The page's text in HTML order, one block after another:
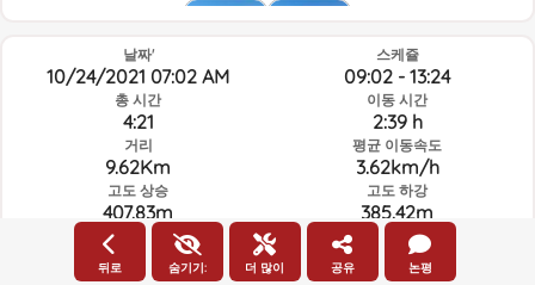
날짜'
10/24/2021 07:02 AM
총 시간
4:21
거리
9.62Km
고도 상승
407.83m
스케쥴
09:02 - 13:24
이동 시간
2:39 h
평균 이동속도
3.62km/h
고도 하강
385.42m
루트의 그날과 선택된 시간의 날씨
뒤로 숨기기: 더 많이 공유 논평